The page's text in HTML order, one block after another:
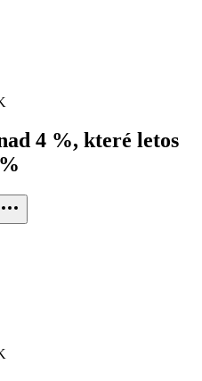
4 %, které letos